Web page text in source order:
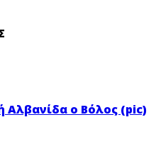
Αλβανίδα ο Βόλος (pic)